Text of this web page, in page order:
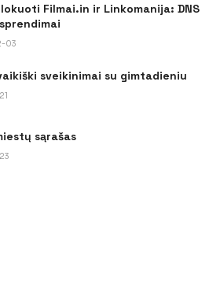
Filmai.in ir Linkomanija: DNS
03
sveikinimai su gimtadieniu
sąrašas